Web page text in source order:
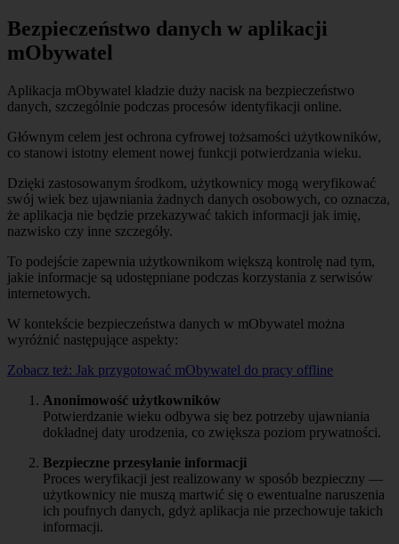
Bezpieczeństwo danych w aplikacji
mObywatel
Aplikacja mObywatel kładzie duży nacisk na bezpieczeństwo
danych, szczególnie podczas procesów identyfikacji online.
Głównym celem jest ochrona cyfrowej tożsamości użytkowników,
co stanowi istotny element nowej funkcji potwierdzania wieku.
Dzięki zastosowanym środkom, użytkownicy mogą weryfikować
swój wiek bez ujawniania żadnych danych osobowych, co oznacza,
że aplikacja nie będzie przekazywać takich informacji jak imię,
nazwisko czy inne szczegóły.
To podejście zapewnia użytkownikom większą kontrolę nad tym,
jakie informacje są udostępniane podczas korzystania z serwisów
internetowych.
W kontekście bezpieczeństwa danych w mObywatel można
wyróżnić następujące aspekty:
Zobacz też: Jak przygotować mObywatel do pracy offline
Anonimowość użytkowników
Potwierdzanie wieku odbywa się bez potrzeby ujawniania
dokładnej daty urodzenia, co zwiększa poziom prywatności.
Bezpieczne przesyłanie informacji
Proces weryfikacji jest realizowany w sposób bezpieczny —
użytkownicy nie muszą martwić się o ewentualne naruszenia
ich poufnych danych, gdyż aplikacja nie przechowuje takich
informacji.